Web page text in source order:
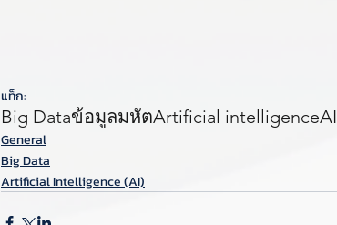
แท็ก:
Big Dataข้อมูลมหัตArtificial intelligenceAI
General
Big Data
Artificial Intelligence (AI)